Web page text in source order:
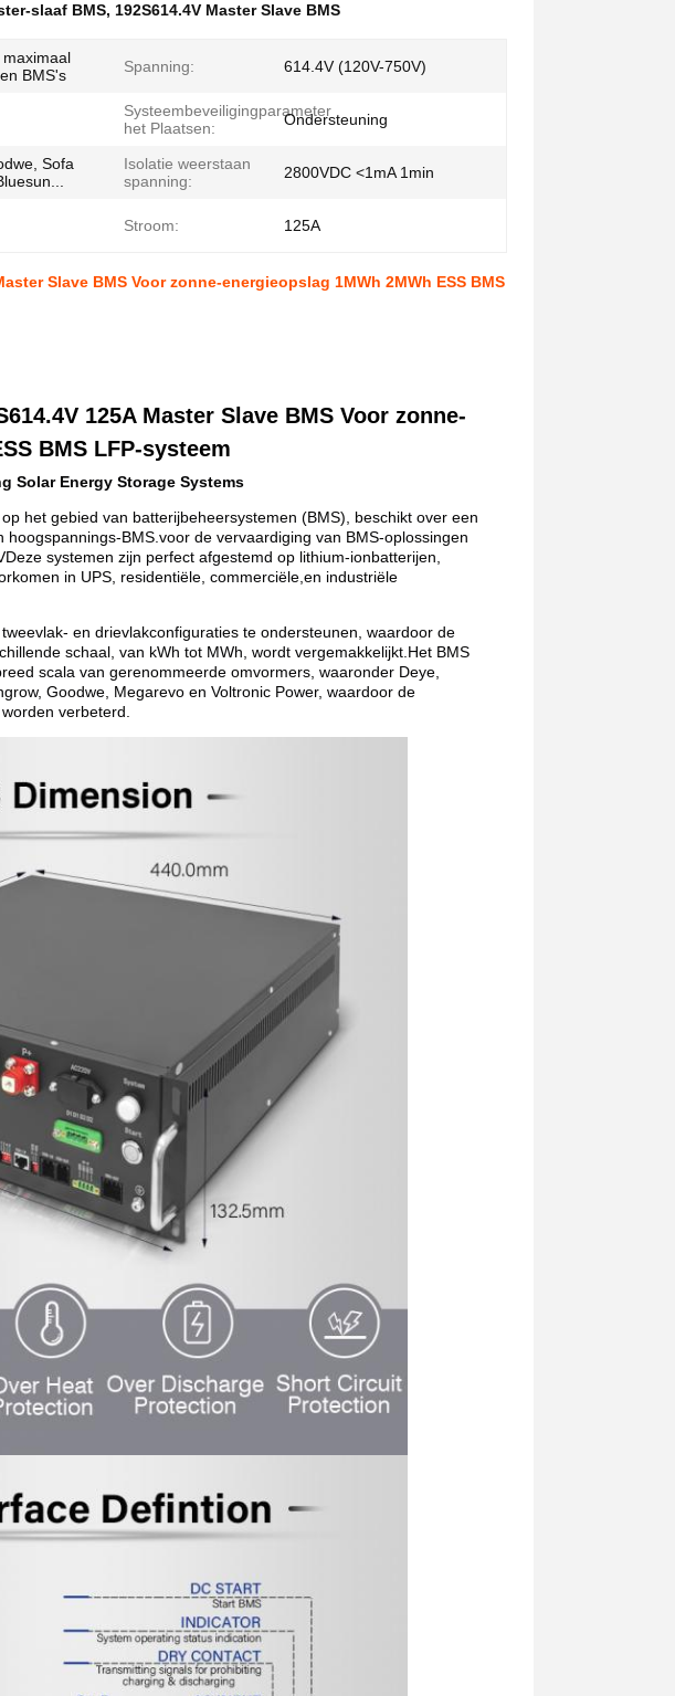
slaaf BMS, 192S614.4V Master Slave BMS
BMS's
Spanning: 614.4V (120V-750V)
Systeembeveiligingparameter
het Plaatsen:
Ondersteuning
Sofa
Isolatie weerstaan
spanning:
2800VDC <1mA 1min
Stroom: 125A
Slave BMS Voor zonne-energieopslag 1MWh 2MWh ESS BMS
125A Master Slave BMS Voor zonne-
BMS LFP-systeem
Solar Energy Storage Systems
het gebied van batterijbeheersystemen (BMS), beschikt over een
BMS.voor de vervaardiging van BMS-oplossingen
systemen zijn perfect afgestemd op lithium-ionbatterijen,
in UPS, residentiële, commerciële,en industriële
en drievlakconfiguraties te ondersteunen, waardoor de
schaal, van kWh tot MWh, wordt vergemakkelijkt.Het BMS
scala van gerenommeerde omvormers, waaronder Deye,
Goodwe, Megarevo en Voltronic Power, waardoor de
verbeterd.